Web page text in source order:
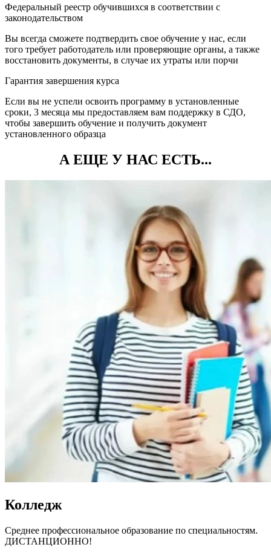
Федеральный реестр обучившихся в соответствии с
законодательством
Вы всегда сможете подтвердить свое обучение у нас, если
того требует работодатель или проверяющие органы, а также
восстановить документы, в случае их утраты или порчи
Гарантия завершения курса
Если вы не успели освоить программу в установленные
сроки, 3 месяца мы предоставляем вам поддержку в СДО,
чтобы завершить обучение и получить документ
установленного образца
А ЕЩЕ У НАС ЕСТЬ...
Колледж
Среднее профессиональное образование по специальностям.
ДИСТАНЦИОННО!